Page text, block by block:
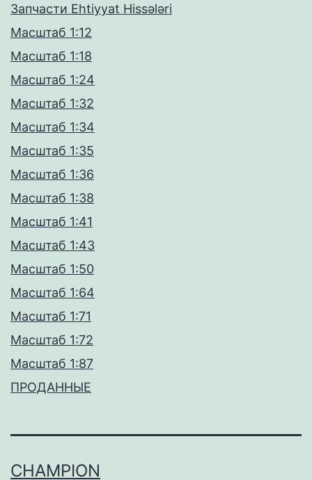
Запчасти Ehtiyyat Hissələri
Масштаб 1:12
Масштаб 1:18
Масштаб 1:24
Масштаб 1:32
Масштаб 1:34
Масштаб 1:35
Масштаб 1:36
Масштаб 1:38
Масштаб 1:41
Масштаб 1:43
Масштаб 1:50
Масштаб 1:64
Масштаб 1:71
Масштаб 1:72
Масштаб 1:87
ПРОДАННЫЕ
CHAMPION